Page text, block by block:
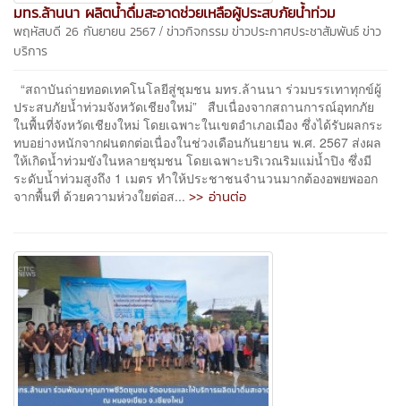
มทร.ล้านนา ผลิตน้ำดื่มสะอาดช่วยเหลือผู้ประสบภัยน้ำท่วม
พฤหัสบดี 26 กันยายน 2567 / ข่าวกิจกรรมข่าวประกาศประชาสัมพันธ์ข่าว
บริการ
“สถาบันถ่ายทอดเทคโนโลยีสู่ชุมชน มทร.ล้านนา ร่วมบรรเทาทุกข์ผู้
ประสบภัยน้ำท่วมจังหวัดเชียงใหม่” สืบเนื่องจากสถานการณ์อุทกภัย
ในพื้นที่จังหวัดเชียงใหม่ โดยเฉพาะในเขตอำเภอเมือง ซึ่งได้รับผลกระ
ทบอย่างหนักจากฝนตกต่อเนื่องในช่วงเดือนกันยายน พ.ศ. 2567 ส่งผล
ให้เกิดน้ำท่วมขังในหลายชุมชน โดยเฉพาะบริเวณริมแม่น้ำปิง ซึ่งมี
ระดับน้ำท่วมสูงถึง 1 เมตร ทำให้ประชาชนจำนวนมากต้องอพยพออก
จากพื้นที่ ด้วยความห่วงใยต่อส... >> อ่านต่อ